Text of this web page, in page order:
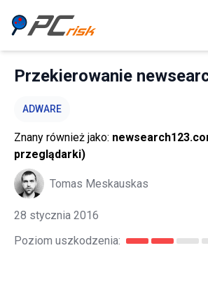
Przekierowanie
ADWARE
Znany również jako:
przeglądarki)
Tomas Meskauskas
28 stycznia 2016
Poziom uszkodzenia: